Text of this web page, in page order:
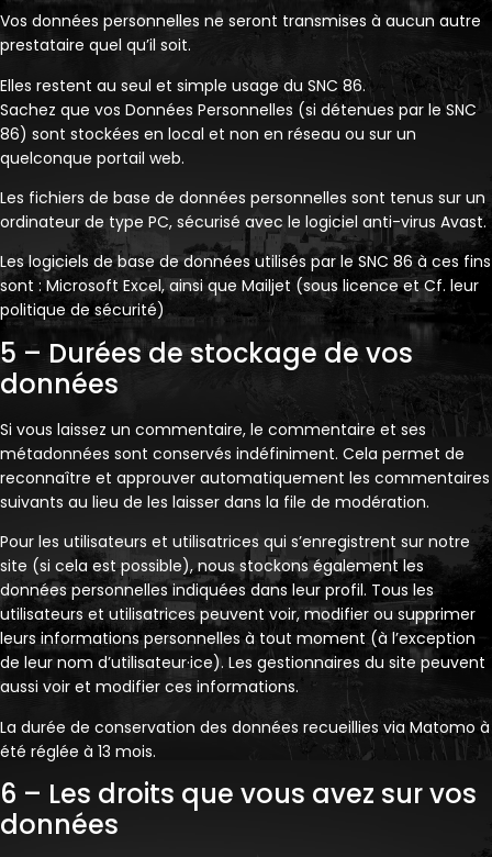
Vos données personnelles ne seront transmises à aucun autre
prestataire quel qu’il soit.
Elles restent au seul et simple usage du SNC 86.
Sachez que vos Données Personnelles (si détenues par le SNC
86) sont stockées en local et non en réseau ou sur un
quelconque portail web.
Les fichiers de base de données personnelles sont tenus sur un
ordinateur de type PC, sécurisé avec le logiciel anti-virus Avast.
Les logiciels de base de données utilisés par le SNC 86 à ces fins
sont : Microsoft Excel, ainsi que Mailjet (sous licence et Cf. leur
politique de sécurité)
5 – Durées de stockage de vos
données
Si vous laissez un commentaire, le commentaire et ses
métadonnées sont conservés indéfiniment. Cela permet de
reconnaître et approuver automatiquement les commentaires
suivants au lieu de les laisser dans la file de modération.
Pour les utilisateurs et utilisatrices qui s’enregistrent sur notre
site (si cela est possible), nous stockons également les
données personnelles indiquées dans leur profil. Tous les
utilisateurs et utilisatrices peuvent voir, modifier ou supprimer
leurs informations personnelles à tout moment (à l’exception
de leur nom d’utilisateur·ice). Les gestionnaires du site peuvent
aussi voir et modifier ces informations.
La durée de conservation des données recueillies via Matomo à
été réglée à 13 mois.
6 – Les droits que vous avez sur vos
données